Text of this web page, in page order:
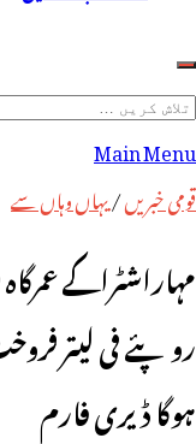
تلاش
کریں
برائے:
Main Menu
قومی خبریں/یہاں وہاں سے
مہاراشٹراکے
روپئے فی لیتر
ہوگا ڈیری فارم